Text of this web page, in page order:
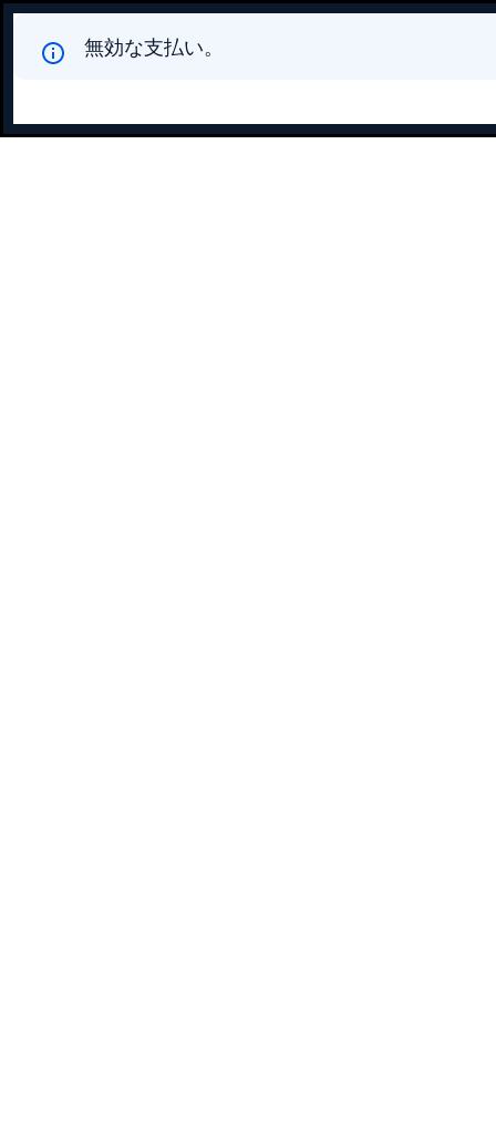
無効な支払い。